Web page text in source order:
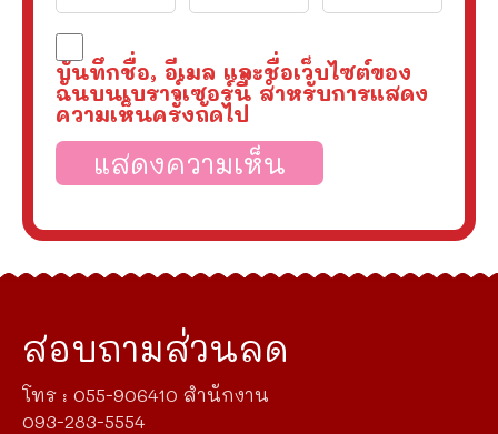
บันทึกชื่อ, อีเมล และชื่อเว็บไซต์ของ
ฉันบนเบราว์เซอร์นี้ สำหรับการแสดง
ความเห็นครั้งถัดไป
สอบถามส่วนลด
โทร : 055-906410 สำนักงาน
093-283-5554